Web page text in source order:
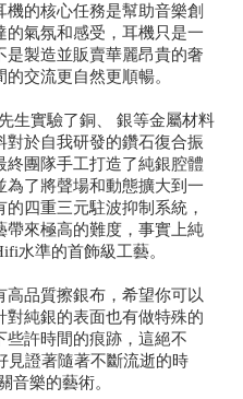
的核心任務是幫助音樂創
氣氛和感受，耳機只是一
製造並販賣華麗昂貴的奢
交流更自然更順暢。
生實驗了銅、 銀等金屬材料
對於自我研發的鑽石復合振
終團隊手工打造了純銀腔體
為了將聲場和動態擴大到一
四重三元駐波抑制系統，
帶來極高的難度，事實上純
水準的首飾級工藝。
品質擦銀布，希望你可以
對純銀的表面也有做特殊的
些許時間的痕跡，這絕不
見證著隨著不斷流逝的時
音樂的藝術。